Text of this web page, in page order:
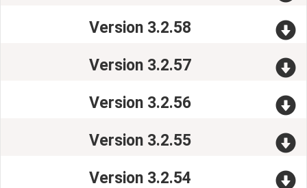
Version 3.2.58
Version 3.2.57
Version 3.2.56
Version 3.2.55
Version 3.2.54